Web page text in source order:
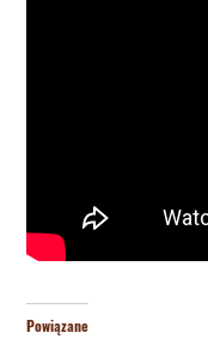
Powiązane